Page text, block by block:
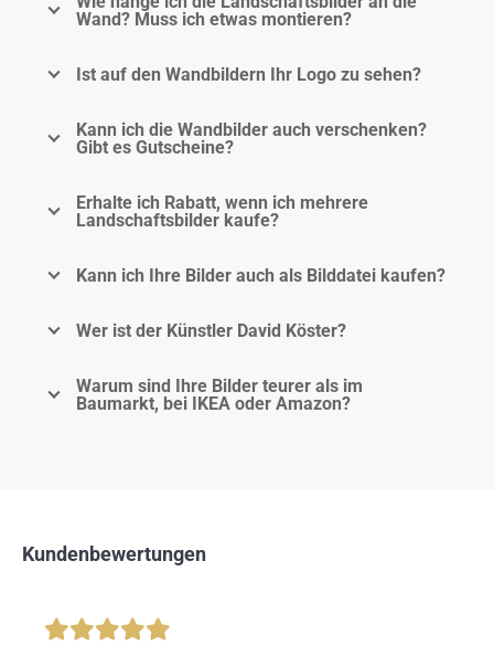
Wand? Muss ich etwas montieren?
Ist auf den Wandbildern Ihr Logo zu sehen?
Kann ich die Wandbilder auch verschenken?
Gibt es Gutscheine?
Erhalte ich Rabatt, wenn ich mehrere
Landschaftsbilder kaufe?
Kann ich Ihre Bilder auch als Bilddatei kaufen?
Wer ist der Künstler David Köster?
Warum sind Ihre Bilder teurer als im
Baumarkt, bei IKEA oder Amazon?
Kundenbewertungen